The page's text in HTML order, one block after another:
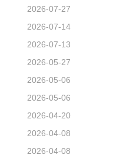
2026-07-27
2026-07-14
2026-07-13
2026-05-27
2026-05-06
2026-05-06
2026-04-20
2026-04-08
2026-04-08